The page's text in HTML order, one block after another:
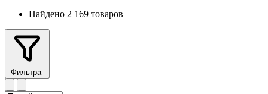
Найдено 2 169 товаров
Фильтра